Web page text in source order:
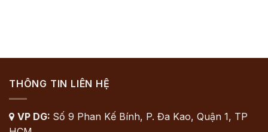
THÔNG TIN LIÊN HỆ
 VP DG: Số 9 Phan Kế Bính, P. Đa Kao, Quận 1, TP